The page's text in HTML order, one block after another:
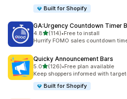
Built for Shopify
GA:Urgency Countdown Timer
4.85つ星中
(114)
合計レビュー数：114件
•Free to install
Hurrify FOMO sales countdown
Quicky Announcement Bars
5.05つ星中
(126)
合計レビュー数：126件
•Free plan available
Keep shoppers informed with
Built for Shopify